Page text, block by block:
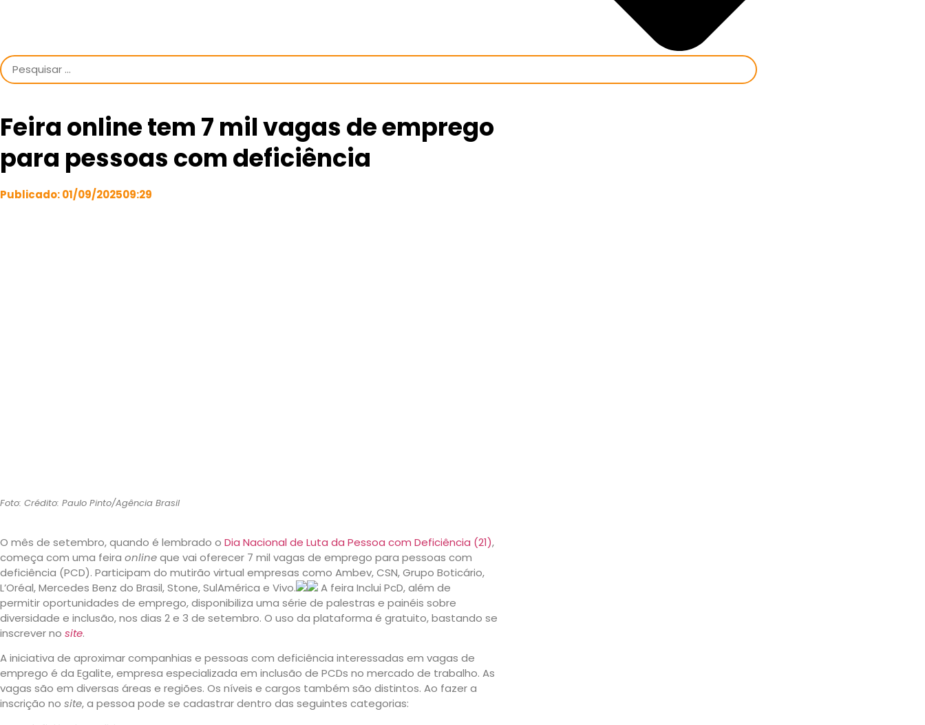
Feira online tem 7 mil vagas de emprego
para pessoas com deficiência
Publicado:01/09/202509:29
Foto: Crédito: Paulo Pinto/Agência Brasil
O mês de setembro, quando é lembrado o Dia Nacional de Luta da Pessoa com Deficiência (21),
começa com uma feira onlineque vai oferecer 7 mil vagas de emprego para pessoas com
deficiência (PCD). Participam do mutirão virtual empresas como Ambev, CSN, Grupo Boticário,
L’Oréal, Mercedes Benz do Brasil, Stone, SulAmérica e Vivo.
A feira Inclui PcD, além de
permitir oportunidades de emprego, disponibiliza uma série de palestras e painéis sobre
diversidade e inclusão, nos dias 2 e 3 de setembro. O uso da plataforma é gratuito, bastando se
inscrever no site.
A iniciativa de aproximar companhias e pessoas com deficiência interessadas em vagas de
emprego é da Egalite, empresa especializada em inclusão de PCDs no mercado de trabalho. As
vagas são em diversas áreas e regiões. Os níveis e cargos também são distintos. Ao fazer a
inscrição no site, a pessoa pode se cadastrar dentro das seguintes categorias: